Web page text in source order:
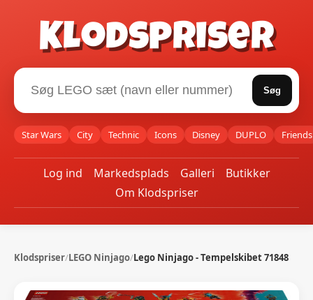
Klodspriser
Søg
Star Wars City Technic Icons Disney DUPLO Friends
Log ind Markedsplads Galleri
Butikker
Om Klodspriser
Klodspriser/LEGO Ninjago/Lego Ninjago - Tempelskibet 71848